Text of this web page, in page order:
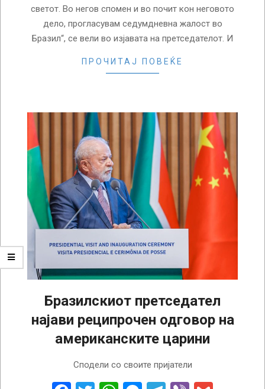
светот. Во негов спомен и во почит кон неговото
дело, прогласувам седумдневна жалост во
Бразил“, се вели во изјавата на претседателот. И
ПРОЧИТАЈ ПОВЕЌЕ
Бразилскиот претседател
најави реципрочен одговор на
американските царини
Сподели со своите пријатели